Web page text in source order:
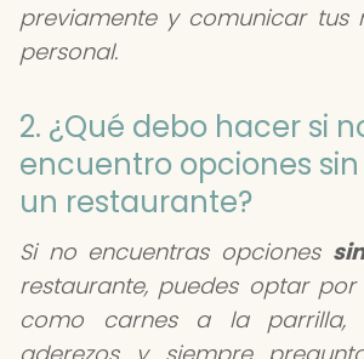
previamente y comunicar tus
personal.
2. ¿Qué debo hacer si
encuentro opciones
un restaurante?
Si no encuentras opciones
restaurante, puedes optar
como carnes a la parrilla,